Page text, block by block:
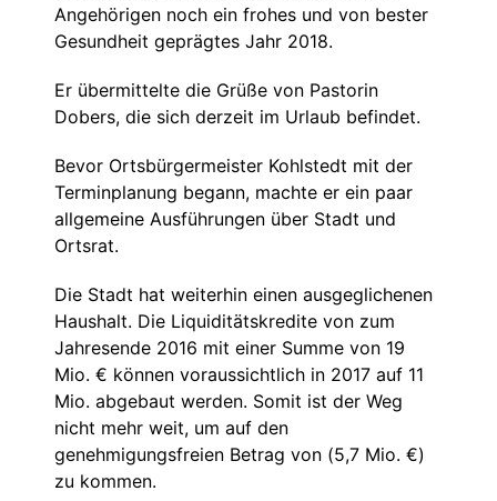
Angehörigen noch ein frohes und von bester
Gesundheit geprägtes Jahr 2018.
Er übermittelte die Grüße von Pastorin
Dobers, die sich derzeit im Urlaub befindet.
Bevor Ortsbürgermeister Kohlstedt mit der
Terminplanung begann, machte er ein paar
allgemeine Ausführungen über Stadt und
Ortsrat.
Die Stadt hat weiterhin einen ausgeglichenen
Haushalt. Die Liquiditätskredite von zum
Jahresende 2016 mit einer Summe von 19
Mio. € können voraussichtlich in 2017 auf 11
Mio. abgebaut werden. Somit ist der Weg
nicht mehr weit, um auf den
genehmigungsfreien Betrag von (5,7 Mio. €)
zu kommen.